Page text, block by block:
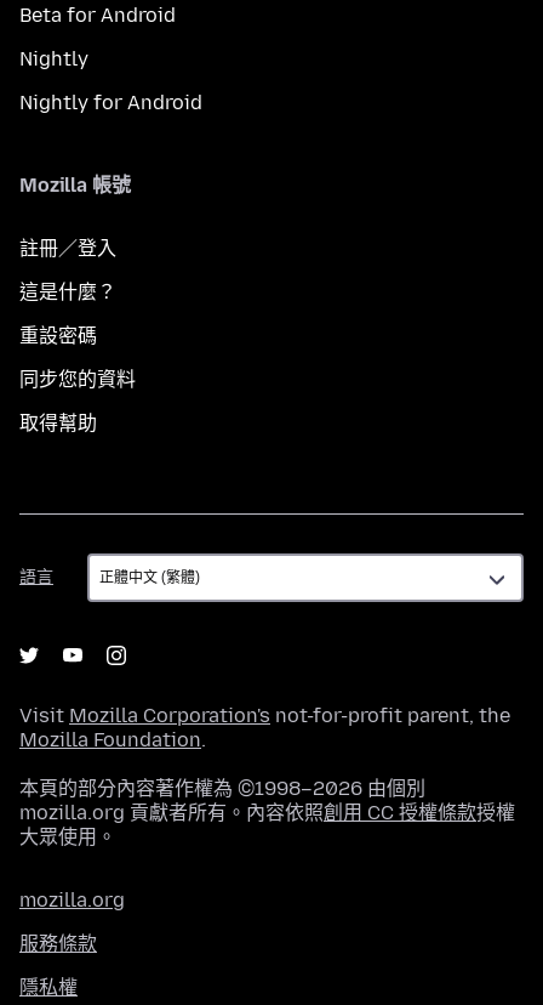
Beta for Android
Nightly
Nightly for Android
Mozilla 帳號
註冊／登入
這是什麼？
重設密碼
同步您的資料
取得幫助
語言
語
言
Visit Mozilla Corporation's not-for-profit parent, the
Mozilla Foundation.
本頁的部分內容著作權為 ©1998–2026 由個別
mozilla.org 貢獻者所有。內容依照創用 CC 授權條款授權
大眾使用。
mozilla.org
服務條款
隱私權